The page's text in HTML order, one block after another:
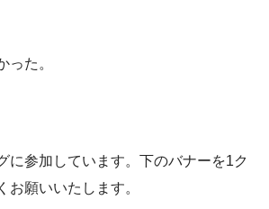
った。
に参加しています。下のバナーを1ク
お願いいたします。